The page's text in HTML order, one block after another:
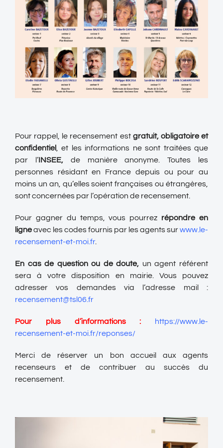
Pour rappel, le recensement est gratuit, obligatoire et
confidentiel
, et les informations ne sont traitées que
par l’INSEE, de manière anonyme. Toutes les
personnes résidant en France depuis ou pour au
moins un an, qu’elles soient françaises ou étrangères,
sont concernées par l’opération de recensement.
Pour gagner du temps, vous pourrez répondre en
ligneavec les codes fournis par les agents surwww.le-
recensement-et-moi.fr.
En cas de question ou de doute, un agent référent
sera à votre disposition en mairie. Vous pouvez
adresser vos demandes via l’adresse mail :
recensement@tsl06.fr
Pour plus d’informations :
https://www.le-
recensement-et-moi.fr/reponses/
Merci de réserver un bon accueil aux agents
recenseurs et de contribuer au succès du
recensement.